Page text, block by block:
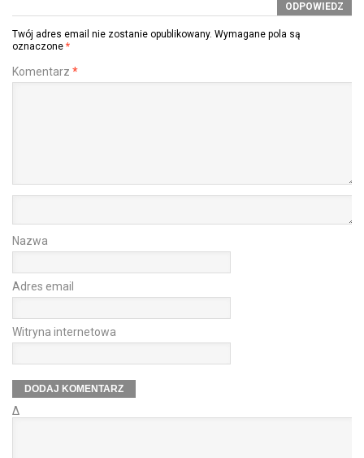
ODPOWIEDZ
Twój adres email nie zostanie opublikowany. Wymagane pola są
oznaczone *
Komentarz *
Nazwa
Adres email
Witryna internetowa
Δ